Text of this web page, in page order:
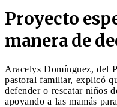
Proyecto
manera de
Aracelys Domínguez, del
pastoral familiar, explicó
defender o rescatar niños
apoyando a las mamás